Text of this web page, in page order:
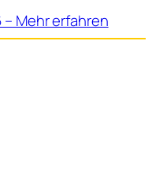
Mehr erfahren